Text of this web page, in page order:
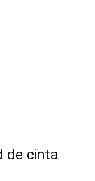
de cinta